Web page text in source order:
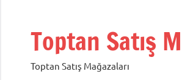
Toptan Satış
Toptan Satış Mağazaları